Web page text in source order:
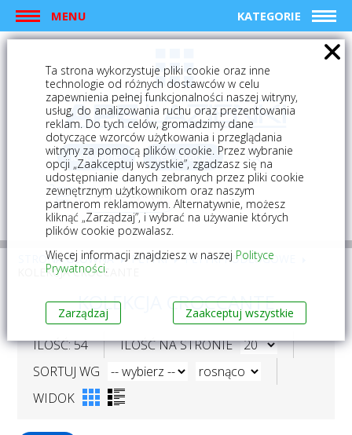
MENU KATEGORIE
logowanie rejestracja
Mój koszyk (0)
STRONA GŁÓWNA PŁYTKI
PŁYTKI PODŁOGOWE
KOLEKCJA CROCCANTE
KOLEKCJA CROCCANTE
ILOŚĆ: 54
ILOŚĆ NA STRONIE
SORTUJ WG
WIDOK
Ta strona wykorzystuje pliki cookie oraz inne
technologie od różnych dostawców w celu
zapewnienia pełnej funkcjonalności naszej witryny,
usług, do analizowania ruchu oraz prezentowania
reklam. Do tych celów, gromadzimy dane
dotyczące wzorców użytkowania i przeglądania
witryny za pomocą plików cookie. Przez wybranie
opcji „Zaakceptuj wszystkie”, zgadzasz się na
udostępnianie danych zebranych przez pliki cookie
zewnętrznym użytkownikom oraz naszym
partnerom reklamowym. Alternatywnie, możesz
kliknąć „Zarządzaj”, i wybrać na używanie których
plików cookie pozwalasz.
Więcej informacji znajdziesz w naszej Polityce
Prywatności.
Zarządzaj Zaakceptuj wszystkie